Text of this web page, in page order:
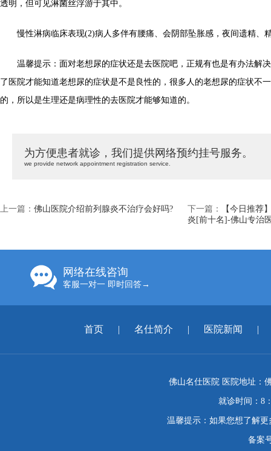
透明，但可见淋菌丝浮游于其中。
慢性淋病临床表现(2)病人多伴有腰痛、会阴部坠胀感，夜间遗精、
温馨提示：面对老想尿的症状还是去医院吧，正规有也是有办法解
了医院才能知道老想尿的症状是不是良性的，很多人的老想尿的症状不
的，所以是生理还是病理性的去医院才能够知道的。
为方便患者就诊，我们提供网络预约挂号服务。
we provide network appointment registration service.
上一篇： 佛山医院介绍前列腺炎不治疗会好吗? 下一篇：
【今日推荐
炎[前十名]-佛山专治
网络在线咨询
客服一对一 即时回答→
首页 | 名仕简介 | 医院新闻 |
佛山名仕医院 医院地址：
就诊时间：8
温馨提示：如果您想了解
备案